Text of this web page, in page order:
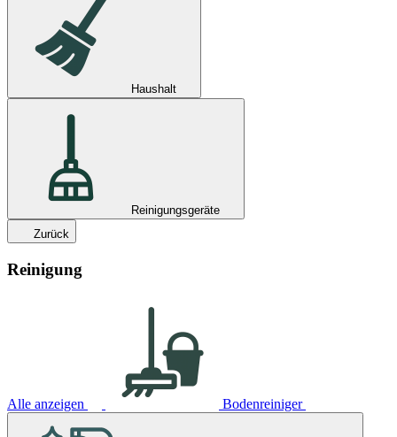
Haushalt
Reinigungsgeräte
Zurück
Reinigung
Alle anzeigen Bodenreiniger